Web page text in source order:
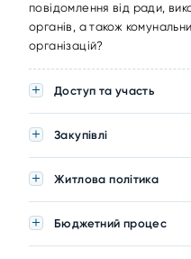
повідомлення від ради,
органів, а також
організацій?
Доступ та участь
Закупівлі
Житлова політика
Бюджетний процес